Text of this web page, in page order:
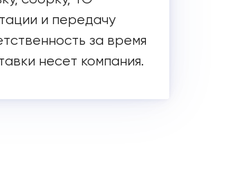
и передачу
за время
несет компания.